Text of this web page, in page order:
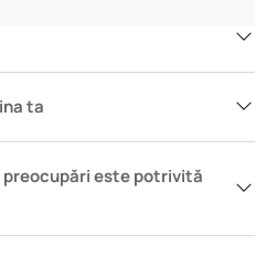
ta
este potrivită